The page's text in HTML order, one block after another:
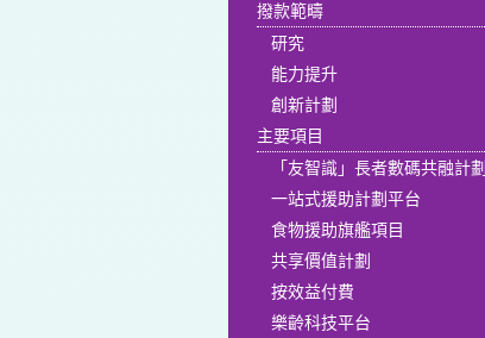
撥款範疇
研究
能力提升
創新計劃
主要項目
「友智識」長者數碼共融計劃
一站式援助計劃平台
食物援助旗艦項目
共享價值計劃
按效益付費
樂齡科技平台